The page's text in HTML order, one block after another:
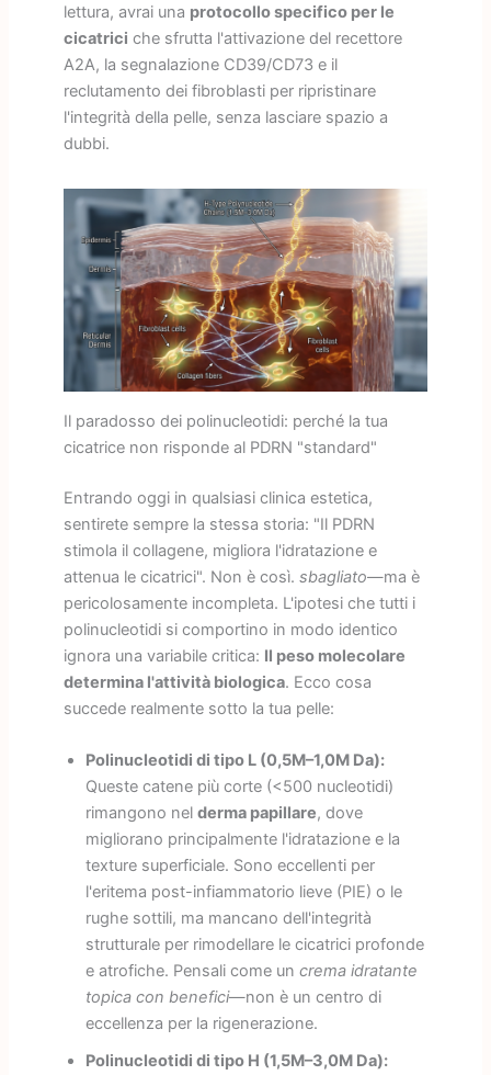
lettura, avrai una protocollo specifico per le
cicatrici che sfrutta l'attivazione del recettore
A2A, la segnalazione CD39/CD73 e il
reclutamento dei fibroblasti per ripristinare
l'integrità della pelle, senza lasciare spazio a
dubbi.
Il paradosso dei polinucleotidi: perché la tua
cicatrice non risponde al PDRN "standard"
Entrando oggi in qualsiasi clinica estetica,
sentirete sempre la stessa storia: "Il PDRN
stimola il collagene, migliora l'idratazione e
attenua le cicatrici". Non è così. sbagliato—ma è
pericolosamente incompleta. L'ipotesi che tutti i
polinucleotidi si comportino in modo identico
ignora una variabile critica: Il peso molecolare
determina l'attività biologica. Ecco cosa
succede realmente sotto la tua pelle:
Polinucleotidi di tipo L (0,5M–1,0M Da):
Queste catene più corte (<500 nucleotidi)
rimangono nel derma papillare, dove
migliorano principalmente l'idratazione e la
texture superficiale. Sono eccellenti per
l'eritema post-infiammatorio lieve (PIE) o le
rughe sottili, ma mancano dell'integrità
strutturale per rimodellare le cicatrici profonde
e atrofiche. Pensali come un crema idratante
topica con benefici—non è un centro di
eccellenza per la rigenerazione.
Polinucleotidi di tipo H (1,5M–3,0M Da):